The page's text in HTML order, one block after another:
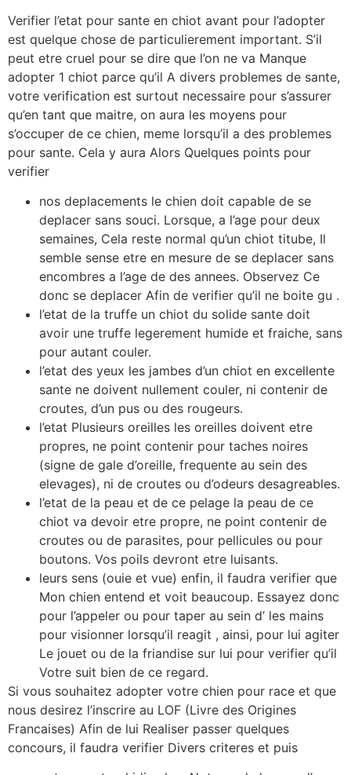
Verifier l’etat pour sante en chiot avant pour l’adopter
est quelque chose de particulierement important. S’il
peut etre cruel pour se dire que l’on ne va Manque
adopter 1 chiot parce qu’il A divers problemes de sante,
votre verification est surtout necessaire pour s’assurer
qu’en tant que maitre, on aura les moyens pour
s’occuper de ce chien, meme lorsqu’il a des problemes
pour sante. Cela y aura Alors Quelques points pour
verifier
nos deplacements le chien doit capable de se
deplacer sans souci. Lorsque, a l’age pour deux
semaines, Cela reste normal qu’un chiot titube, Il
semble sense etre en mesure de se deplacer sans
encombres a l’age de des annees. Observez Ce
donc se deplacer Afin de verifier qu’il ne boite gu .
l’etat de la truffe un chiot du solide sante doit
avoir une truffe legerement humide et fraiche, sans
pour autant couler.
l’etat des yeux les jambes d’un chiot en excellente
sante ne doivent nullement couler, ni contenir de
croutes, d’un pus ou des rougeurs.
l’etat Plusieurs oreilles les oreilles doivent etre
propres, ne point contenir pour taches noires
(signe de gale d’oreille, frequente au sein des
elevages), ni de croutes ou d’odeurs desagreables.
l’etat de la peau et de ce pelage la peau de ce
chiot va devoir etre propre, ne point contenir de
croutes ou de parasites, pour pellicules ou pour
boutons. Vos poils devront etre luisants.
leurs sens (ouie et vue) enfin, il faudra verifier que
Mon chien entend et voit beaucoup. Essayez donc
pour l’appeler ou pour taper au sein d’ les mains
pour visionner lorsqu’il reagit , ainsi, pour lui agiter
Le jouet ou de la friandise sur lui pour verifier qu’il
Votre suit bien de ce regard.
Si vous souhaitez adopter votre chien pour race et que
nous desirez l’inscrire au LOF (Livre des Origines
Francaises) Afin de lui Realiser passer quelques
concours, il faudra verifier Divers criteres et puis